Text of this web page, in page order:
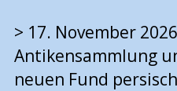
> 17. November
Antikensammlung
neuen Fund